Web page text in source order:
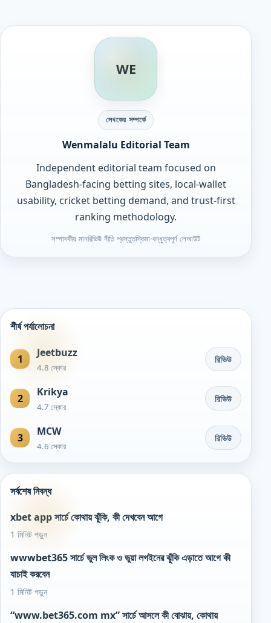
WE
লেখকের সম্পর্কে
Wenmalalu Editorial Team
Independent editorial team focused on
Bangladesh-facing betting sites, local-wallet
usability, cricket betting demand, and trust-first
ranking methodology.
সম্পাদকীয় মানরিভিউ নীতি প্রস্তুতস্কিমা-বন্ধুত্বপূর্ণ লেআউট
শীর্ষ পর্যালোচনা
1 Jeetbuzz
4.8 স্কোর
রিভিউ
2 Krikya
4.7 স্কোর
রিভিউ
3 MCW
4.6 স্কোর
রিভিউ
সর্বশেষ নিবন্ধ
xbet app সার্চে কোথায় ঝুঁকি, কী দেখবেন আগে
1 মিনিট পড়ুন
wwwbet365 সার্চে ভুল লিংক ও ভুয়া লগইনের ঝুঁকি এড়াতে আগে কী
যাচাই করবেন
1 মিনিট পড়ুন
“www.bet365.com mx” সার্চে আসলে কী বোঝায়, কোথায়